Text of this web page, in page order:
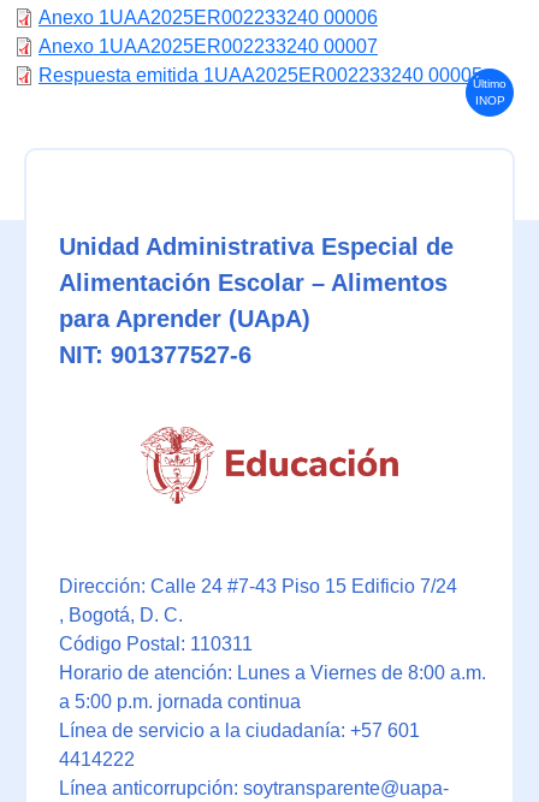
Último
INOP
Anexo 1UAA2025ER002233240 00006
Anexo 1UAA2025ER002233240 00007
Respuesta emitida 1UAA2025ER002233240 00005
Unidad Administrativa Especial de
Alimentación Escolar – Alimentos
para Aprender (UApA)
NIT: 901377527-6
Dirección: Calle 24 #7-43 Piso 15 Edificio 7/24
, Bogotá, D. C.
Código Postal: 110311
Horario de atención: Lunes a Viernes de 8:00 a.m.
a 5:00 p.m. jornada continua
Línea de servicio a la ciudadanía: +57 601
4414222
Línea anticorrupción: soytransparente@uapa-